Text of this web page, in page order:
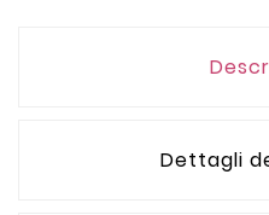
Dettagli